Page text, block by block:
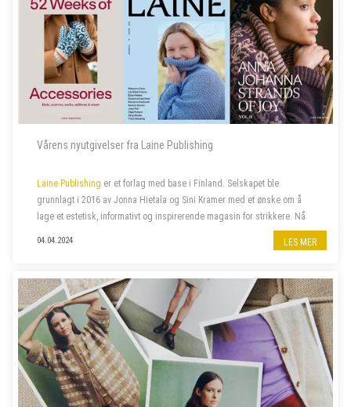
Vårens nyutgivelser fra Laine Publishing
Laine Publishing er et forlag med base i Finland. Selskapet ble
grunnlagt i 2016 av Jonna Hietala og Sini Kramer med et ønske om å
lage et estetisk, informativt og inspirerende magasin for strikkere. Nå
har selskapet vokst til et av verdens mest anerkjente og kjære uavh...
04.04.2024 LES MER